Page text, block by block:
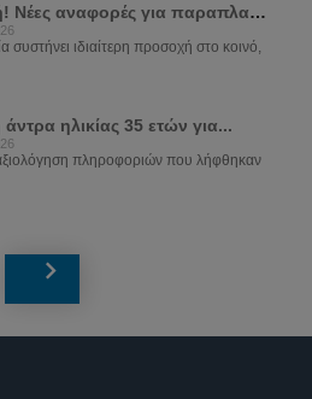
Προσοχή! Νέες αναφορές για παραπλανητικά...
συστήνει ιδιαίτερη προσοχή στο κοινό,
ηλικίας 35 ετών για...
πληροφοριών που λήφθηκαν